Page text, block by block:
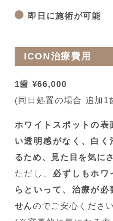
即日に施術が可能
ICON治療費用
1歯 ¥66,000
(同日処置の場合 追加1
ホワイトスポットの
い透明感がなく、白
るため、見た目を気に
ただし、 必ずしもホワ
らといって、治療が
せんのでご安心ください